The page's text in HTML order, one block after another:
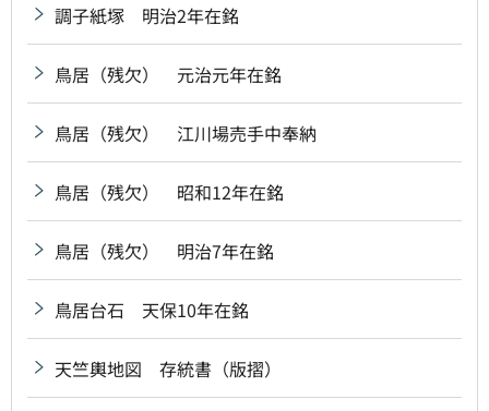
調子紙塚 明治2年在銘
鳥居（残欠） 元治元年在銘
鳥居（残欠） 江川場売手中奉納
鳥居（残欠） 昭和12年在銘
鳥居（残欠） 明治7年在銘
鳥居台石 天保10年在銘
天竺輿地図 存統書（版摺）